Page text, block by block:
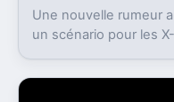
Une nouvelle rumeur
un scénario pour les